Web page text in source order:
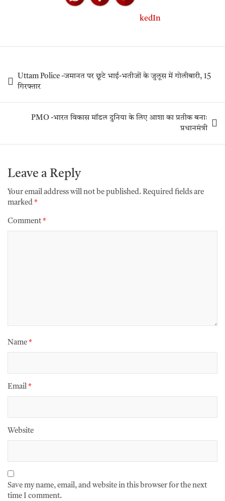
Uttam Police -जमानत पर छूटे भाई-भतीजों के जुलूस में गोलीबारी, 15
गिरफ्तार
PMO -भारत विकास मॉडल दुनिया के लिए आशा का प्रतीक बनाः
प्रधानमंत्री
Leave a Reply
Your email address will not be published. Required fields are
marked *
Comment *
Name *
Email *
Website
Save my name, email, and website in this browser for the next
time I comment.